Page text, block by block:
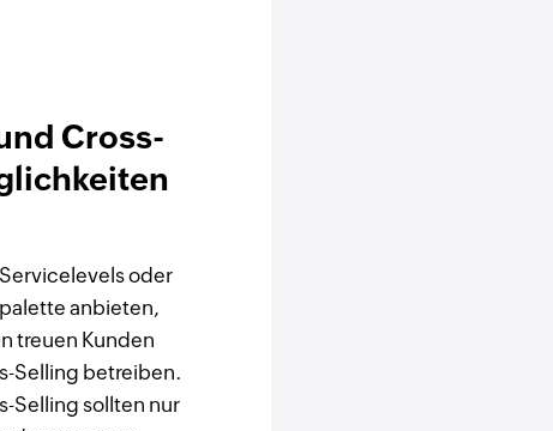
Cross-
oder
anbieten,
treuen Kunden
Selling betreiben.
Selling sollten nur